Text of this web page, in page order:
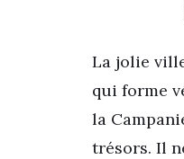
La jolie
qui forme
la
trésors. Il